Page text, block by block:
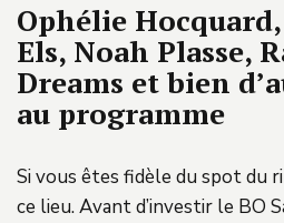
Ophélie
Els, Noah Plasse,
Dreams et bien
au programme
Si vous êtes fidèle du spot du
ce lieu. Avant d’investir le BO